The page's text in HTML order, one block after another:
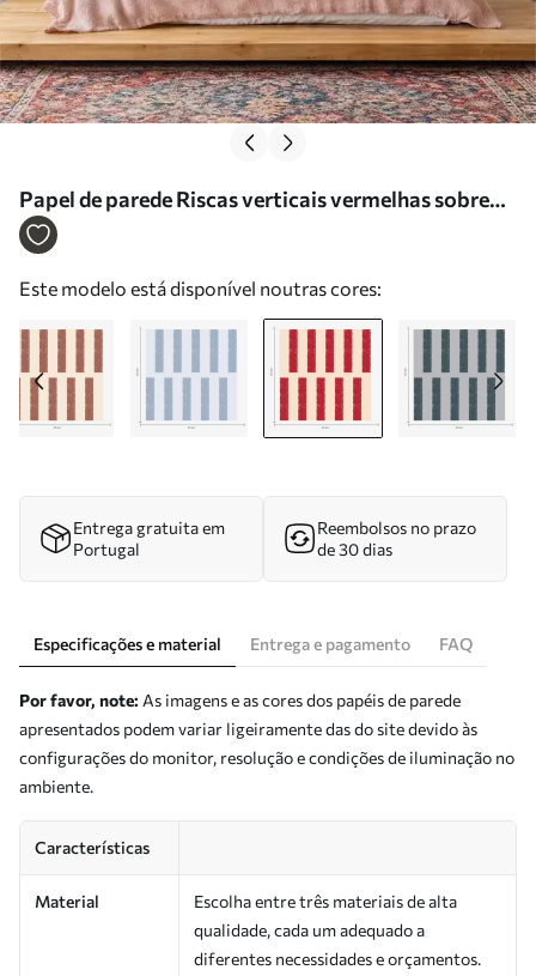
Papel de parede Riscas verticais vermelhas sobre
fundo claro Nr. a01189v3
Este modelo está disponível noutras cores:
Entrega gratuita em
Portugal
Reembolsos no prazo
de 30 dias
Especificações e material Entrega e pagamento FAQ
Por favor, note: As imagens e as cores dos papéis de parede
apresentados podem variar ligeiramente das do site devido às
configurações do monitor, resolução e condições de iluminação no
ambiente.
Características
Material
Escolha entre três materiais de alta
qualidade, cada um adequado a
diferentes necessidades e orçamentos.